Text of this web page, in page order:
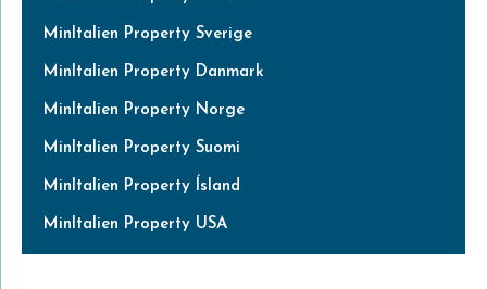
MinItalien Property Sverige
MinItalien Property Danmark
MinItalien Property Norge
MinItalien Property Suomi
MinItalien Property Ísland
MinItalien Property USA